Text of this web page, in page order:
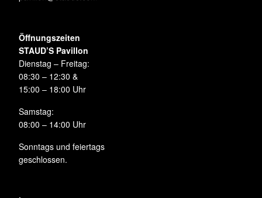
Öffnungszeiten
STAUD’S Pavillon
Dienstag – Freitag:
08:30 – 12:30 &
15:00 – 18:00 Uhr
Samstag:
08:00 – 14:00 Uhr
Sonntags und feiertags
geschlossen.